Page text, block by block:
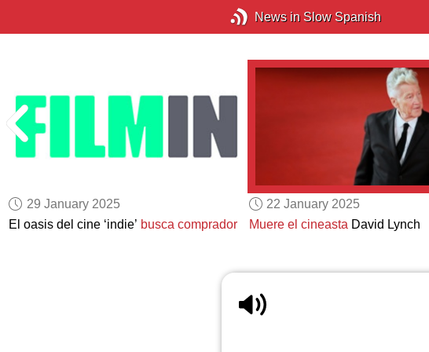
News in Slow Spanish
29 January 2025
El oasis del cine ‘indie’ busca comprador
22 January 2025
Muere el cineastaDavid Lynch